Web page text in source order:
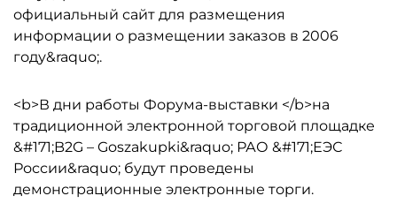
официальный сайт для размещения
информации о размещении заказов в 2006
году&raquo;.
<b>В дни работы Форума-выставки </b>на
традиционной электронной торговой площадке
&#171;B2G – Goszakupki&raquo; РАО &#171;ЕЭС
России&raquo; будут проведены
демонстрационные электронные торги.